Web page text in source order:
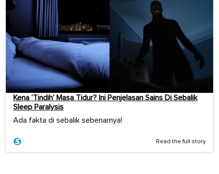
Kena ‘Tindih’ Masa Tidur? Ini Penjelasan Sains Di Sebalik
Sleep Paralysis
Ada fakta di sebalik sebenarnya!
Read the full story